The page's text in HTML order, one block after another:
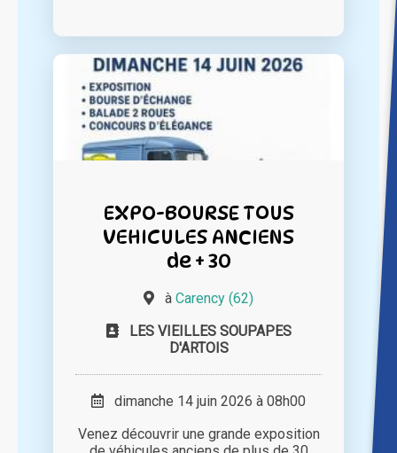
EXPO-BOURSE TOUS
VEHICULES ANCIENS
de + 30
à Carency (62)
LES VIEILLES SOUPAPES
D'ARTOIS
dimanche 14 juin 2026 à 08h00
Venez découvrir une grande exposition